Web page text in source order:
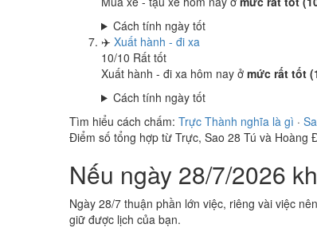
Cách tính ngày tốt
✈️ Xuất hành - đi xa
10/10 Rất tốt
Xuất hành - đi xa hôm nay ở mức rất tốt
Cách tính ngày tốt
Tìm hiểu cách chấm: Trực Thành nghĩa là gì ·
Điểm số tổng hợp từ Trực, Sao 28 Tú và Hoàng
Nếu ngày 28/7/2026
Ngày 28/7 thuận phần lớn việc, riêng vài việc
giữ được lịch của bạn.